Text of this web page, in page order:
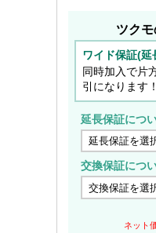
ツクモ
ワイド保証(延
同時加入で片
引になります！
延長保証につ
交換保証につ
ネット